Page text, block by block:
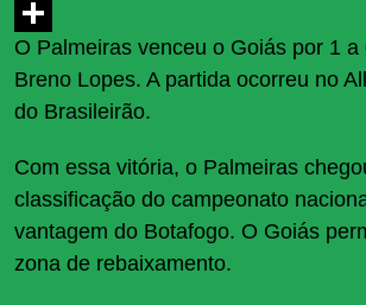
LinkedIn
Share
O Palmeiras venceu o Goiás por 1
Breno Lopes. A partida ocorreu no
do Brasileirão.
Com essa vitória, o Palmeiras
classificação do campeonato
vantagem do Botafogo. O Goiás
zona de rebaixamento.